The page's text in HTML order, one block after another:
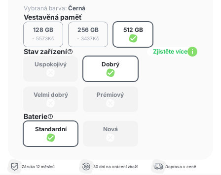
Vybraná barva: Černá
Vestavěná paměť
128 GB
- 5573Kč
256 GB
- 3437Kč
512 GB
Stav zařízení
Zjistěte více
Uspokojivý
Dobrý
Velmi dobrý Prémiový
Baterie
Standardní Nová
Záruka 12 měsíců 30 dní na vrácení zboží Doprava v ceně